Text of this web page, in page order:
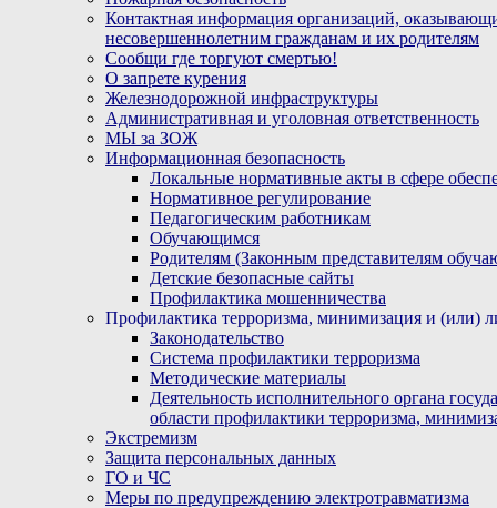
Контактная информация организаций,
несовершеннолетним гражданам и их родителям
Сообщи где торгуют смертью!
О запрете курения
Железнодорожной инфраструктуры
Административная и уголовная ответственность
МЫ за ЗОЖ
Информационная безопасность
Локальные нормативные акты в сфере
Нормативное регулирование
Педагогическим работникам
Обучающимся
Родителям (Законным представителям
Детские безопасные сайты
Профилактика мошенничества
Профилактика терроризма, минимизация и (или)
Законодательство
Система профилактики терроризма
Методические материалы
Деятельность исполнительного органа
области профилактики терроризма,
Экстремизм
Защита персональных данных
ГО и ЧС
Меры по предупреждению электротравматизма